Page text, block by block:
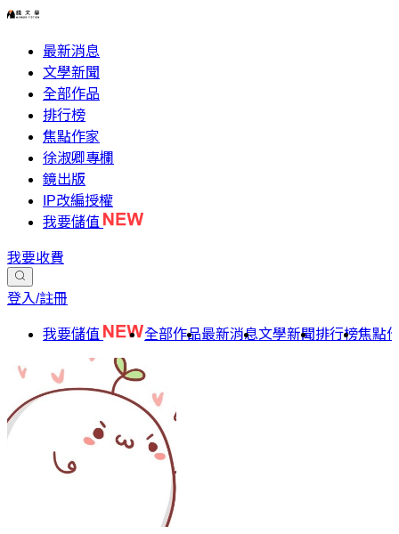
最新消息
文學新聞
全部作品
排行榜
焦點作家
徐淑卿專欄
鏡出版
IP改編授權
我要儲值
我要收費
登入/註冊
我要儲值 全部作品最新消息文學新聞排行榜焦點